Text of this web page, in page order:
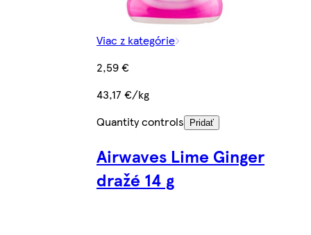
Viac z kategórie
2,59 €
43,17 €/kg
Quantity controls
Pridať
Airwaves Lime Ginger
dražé 14 g